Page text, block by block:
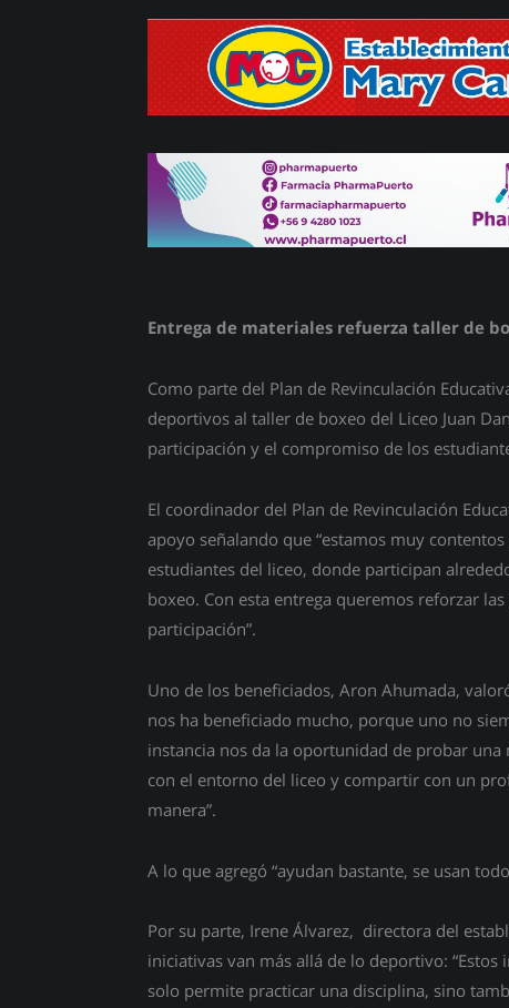
Entrega de materiales refuerza taller de
Como parte del Plan de Revinculación
deportivos al taller de boxeo del Liceo Juan
participación y el compromiso de los
El coordinador del Plan de Revinculación
apoyo señalando que “estamos muy
estudiantes del liceo, donde participan
boxeo. Con esta entrega queremos reforzar
participación”.
Uno de los beneficiados, Aron Ahumada,
nos ha beneficiado mucho, porque uno no
instancia nos da la oportunidad de probar
con el entorno del liceo y compartir con un
manera”.
A lo que agregó “ayudan bastante, se usan
Por su parte, Irene Álvarez, directora del
iniciativas van más allá de lo deportivo:
solo permite practicar una disciplina, sino